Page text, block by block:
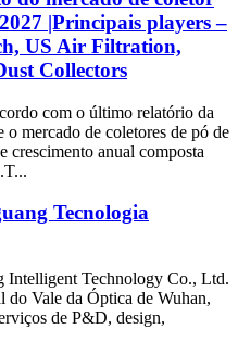
|Principais players –
US Air Filtration,
Collectors
com o último relatório da
o mercado de coletores de pó de
crescimento anual composta
Tecnologia
Intelligent Technology Co., Ltd.
do Vale da Óptica de Wuhan,
de P&D, design,